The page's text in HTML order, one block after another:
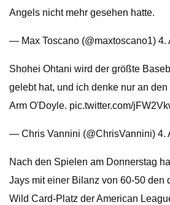
Angels nicht mehr gesehen hatte.
— Max Toscano (@maxtoscano1) 4.
Shohei Ohtani wird der größte
gelebt hat, und ich denke nur an
Arm O'Doyle. pic.twitter.com/
— Chris Vannini (@ChrisVannini) 4.
Nach den Spielen am Donnerstag
Jays mit einer Bilanz von 60-50 den
Wild Card-Platz der American